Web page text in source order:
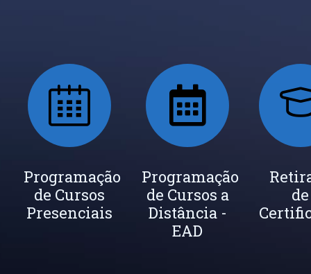
Seja um
Instrutor
Inscrição
Newsletter
Programação
de Cursos
Presenciais
Programação
de Cursos a
Distância -
EAD
de